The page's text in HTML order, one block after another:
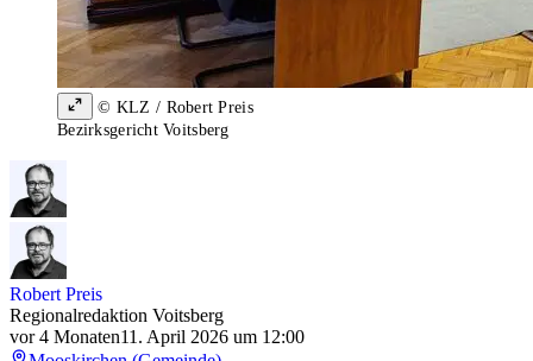
© KLZ / Robert Preis
Bezirksgericht Voitsberg
Robert Preis
Regionalredaktion Voitsberg
vor 4 Monaten11. April 2026 um 12:00